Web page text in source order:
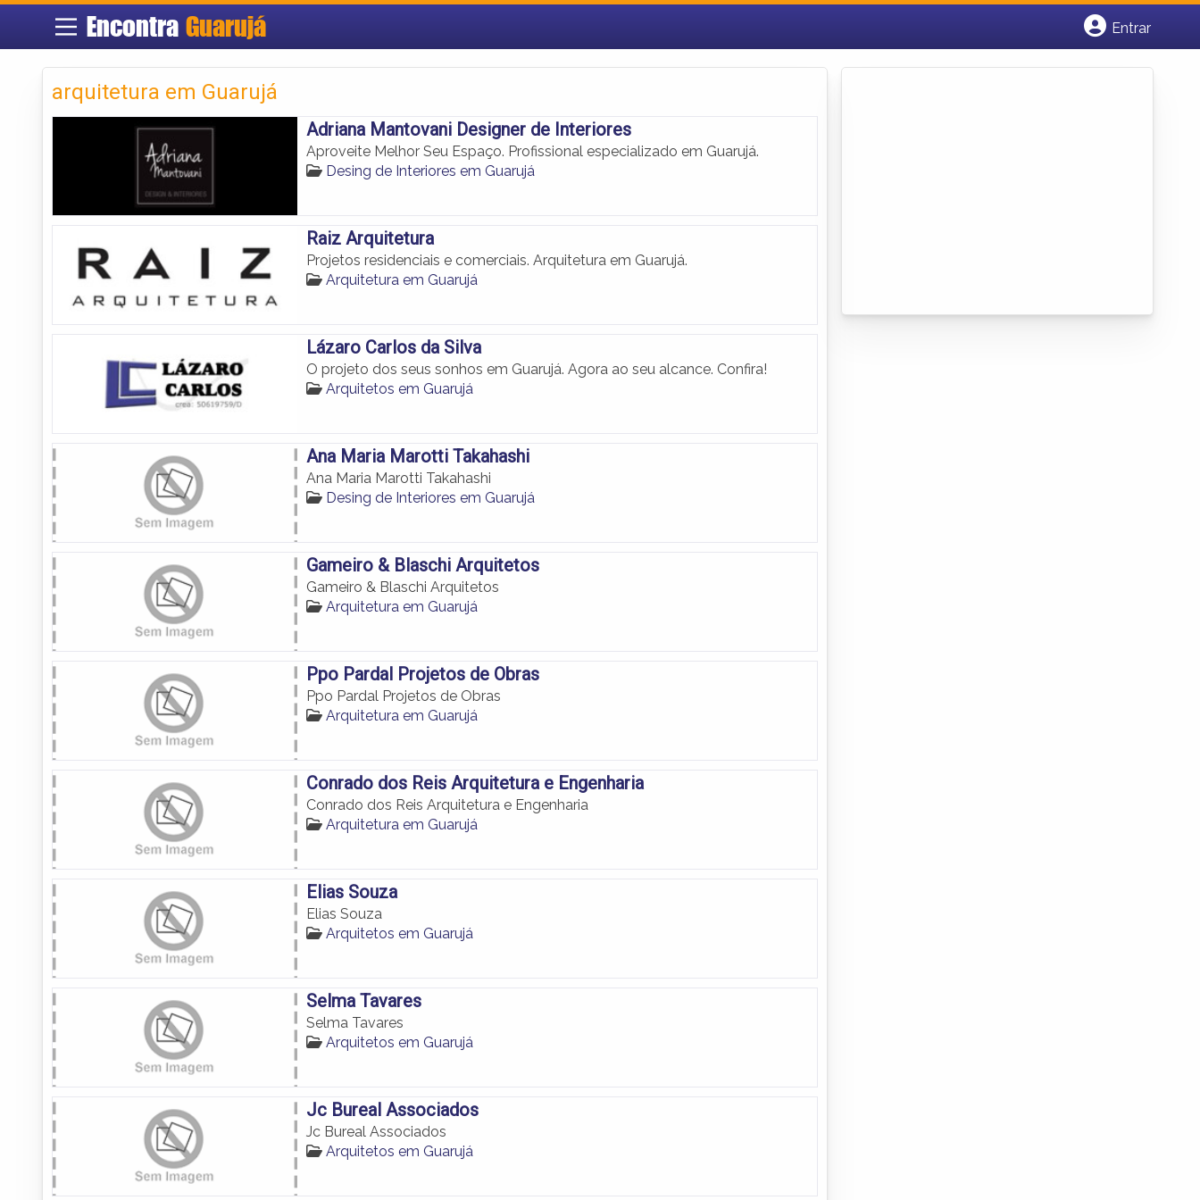
EncontraGuarujá
Entrar
arquitetura em Guarujá
Adriana Mantovani Designer de Interiores
Aproveite Melhor Seu Espaço. Profissional especializado em Guarujá.
Desing de Interiores em Guarujá
Raiz Arquitetura
Projetos residenciais e comerciais. Arquitetura em Guarujá.
Arquitetura em Guarujá
Lázaro Carlos da Silva
O projeto dos seus sonhos em Guarujá. Agora ao seu alcance. Confira!
Arquitetos em Guarujá
Ana Maria Marotti Takahashi
Ana Maria Marotti Takahashi
Desing de Interiores em Guarujá
Gameiro & Blaschi Arquitetos
Gameiro & Blaschi Arquitetos
Arquitetura em Guarujá
Ppo Pardal Projetos de Obras
Ppo Pardal Projetos de Obras
Arquitetura em Guarujá
Conrado dos Reis Arquitetura e Engenharia
Conrado dos Reis Arquitetura e Engenharia
Arquitetura em Guarujá
Elias Souza
Elias Souza
Arquitetos em Guarujá
Selma Tavares
Selma Tavares
Arquitetos em Guarujá
Jc Bureal Associados
Jc Bureal Associados
Arquitetos em Guarujá